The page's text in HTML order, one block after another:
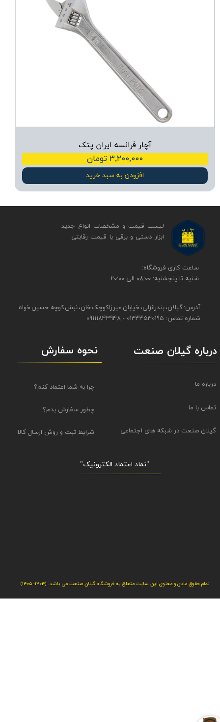
آچار فرانسه ایران پتک
۳,۲۰۰,۰۰۰ تومان
افزودن به سبد خرید
​​ساعت کاری فروشگاه:
شنبه تا پنجشنبه: 08:00 الی 20:00
آدرس: گیلان، بندرانزلی، خیابان میرزاکوچک خان، نبش کوچه حسین خواه
شماره تماس: 01344530195 - 09111843948
لیست قیمت و مشخصات انواع جدید
ابزار دستی و برقی ​​​​​​​با قیمت رقابتی
نحوه سفارش
چرا به شما اعتماد کنم؟
چطور سفارش بدم؟
شرایط ثبت و روش ارسال کالا
تمام حقوق مادی و معنوی این سایت متعلق به فروشگاه گیلان صنعت می باشد. (1404- 1405)
"نماد اعتماد الکترونیک​​​​​​​"
درباره گیلان صنعت
درباره ما
تماس با ما
گیلان صنعت در شبکه های اجتماعی